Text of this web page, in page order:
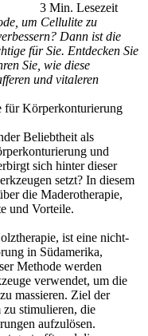
3 Min. Lesezeit
um Cellulite zu
Dann ist die
für Sie. Entdecken Sie
Sie, wie diese
und vitaleren
für Körperkonturierung
Beliebtheit als
und
sich hinter dieser
setzt? In diesem
die Maderotherapie,
und Vorteile.
ist eine nicht-
in Südamerika,
Methode werden
verwendet, um die
massieren. Ziel der
zu stimulieren, die
aufzulösen.